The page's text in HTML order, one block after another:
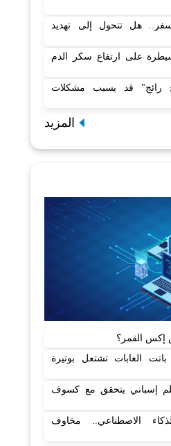
هل تتحول إلى تهديد
على ارتفاع سكر الدم
رائج" قد يسبب مشكلات
المزيد
القمر؟
الغابات تشتعل بوتيرة
إسباني يتحقق مع كسوف
الاصطناعي.. مخاوف